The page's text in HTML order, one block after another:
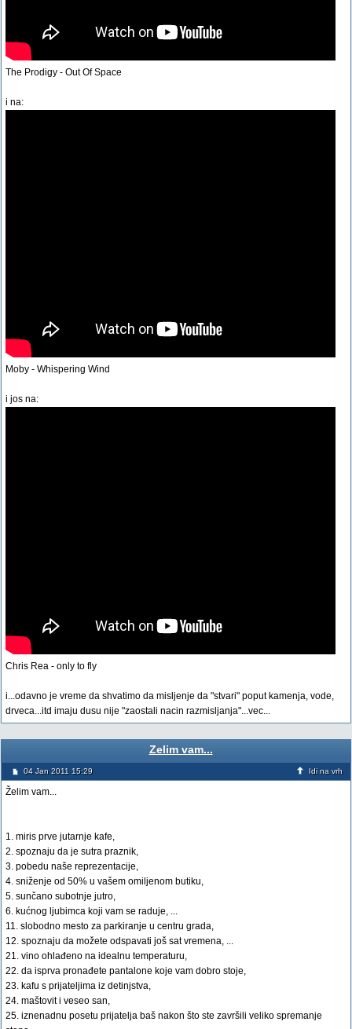
The Prodigy - Out Of Space
i na:
Moby - Whispering Wind
i jos na:
Chris Rea - only to fly
i...odavno je vreme da shvatimo da misljenje da "stvari" poput kamenja, vode,
drveca...itd imaju dusu nije "zaostali nacin razmisljanja"...vec...
Zelim vam...
04 Jan 2011 15:29 Idi na vrh
Želim vam...
1. miris prve jutarnje kafe,
2. spoznaju da je sutra praznik,
3. pobedu naše reprezentacije,
4. sniženje od 50% u vašem omiljenom butiku,
5. sunčano subotnje jutro,
6. kućnog ljubimca koji vam se raduje, ...
11. slobodno mesto za parkiranje u centru grada,
12. spoznaju da možete odspavati još sat vremena, ...
21. vino ohlađeno na idealnu temperaturu,
22. da isprva pronađete pantalone koje vam dobro stoje,
23. kafu s prijateljima iz detinjstva,
24. maštovit i veseo san,
25. iznenadnu posetu prijatelja baš nakon što ste završili veliko spremanje